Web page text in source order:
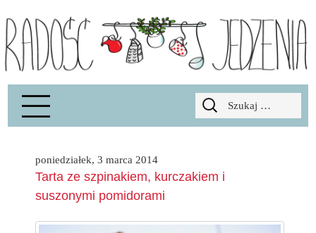
Radość Jedzenia – blog kulinarny
Szukaj:
poniedziałek, 3 marca 2014
Tarta ze szpinakiem, kurczakiem i
suszonymi pomidorami